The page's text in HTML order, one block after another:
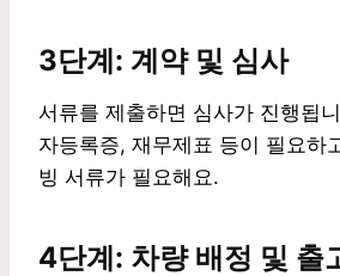
3단계: 계약 및 심사
서류를 제출하면 심사가 진행됩
자등록증, 재무제표 등이 필요하
빙 서류가 필요해요.
4단계: 차량 배정 및 출